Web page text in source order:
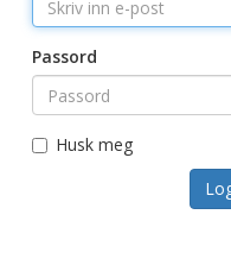
Passord
Husk meg